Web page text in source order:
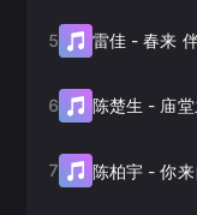
5 雷佳 -春来
6 陈楚生 - 庙
7 陈柏宇 -你